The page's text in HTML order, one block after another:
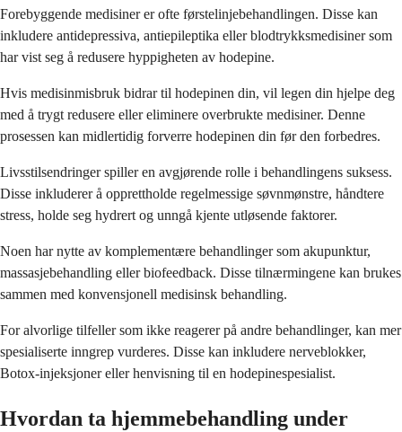
Forebyggende medisiner er ofte førstelinjebehandlingen. Disse kan
inkludere antidepressiva, antiepileptika eller blodtrykksmedisiner som
har vist seg å redusere hyppigheten av hodepine.
Hvis medisinmisbruk bidrar til hodepinen din, vil legen din hjelpe deg
med å trygt redusere eller eliminere overbrukte medisiner. Denne
prosessen kan midlertidig forverre hodepinen din før den forbedres.
Livsstilsendringer spiller en avgjørende rolle i behandlingens suksess.
Disse inkluderer å opprettholde regelmessige søvnmønstre, håndtere
stress, holde seg hydrert og unngå kjente utløsende faktorer.
Noen har nytte av komplementære behandlinger som akupunktur,
massasjebehandling eller biofeedback. Disse tilnærmingene kan brukes
sammen med konvensjonell medisinsk behandling.
For alvorlige tilfeller som ikke reagerer på andre behandlinger, kan mer
spesialiserte inngrep vurderes. Disse kan inkludere nerveblokker,
Botox-injeksjoner eller henvisning til en hodepinespesialist.
Hvordan ta hjemmebehandling under